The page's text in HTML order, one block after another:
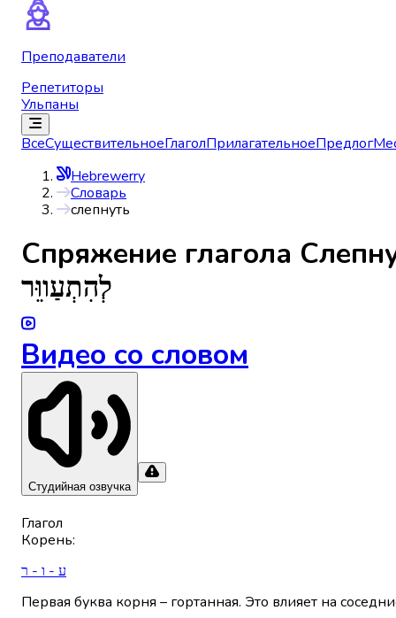
Преподаватели
Репетиторы
Ульпаны
ВсеСуществительноеГлаголПрилагательноеПредлог
Hebrewerry
Словарь
слепнуть
Спряжениe глагола
לְהִתְעַווֵּר
Видео со словом
Студийная озвучка
Глагол
Корень:
ע - ו - ר
Первая буква корня – гортанная. Это влияет на